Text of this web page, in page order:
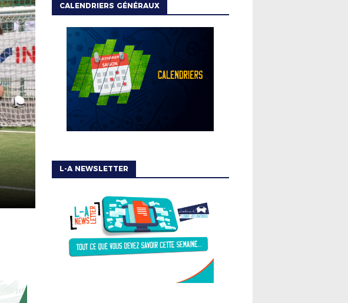
CALENDRIERS GÉNÉRAUX
L-A NEWSLETTER